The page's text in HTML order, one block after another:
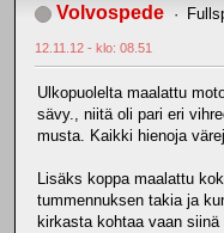
Volvospede
12.11.12 - klo: 08.51
Ulkopuolelta maalattu
sävy., niitä oli pari eri
musta. Kaikki hienoja
Lisäks koppa maalattu
tummennuksen takia ja
kirkasta kohtaa vaan